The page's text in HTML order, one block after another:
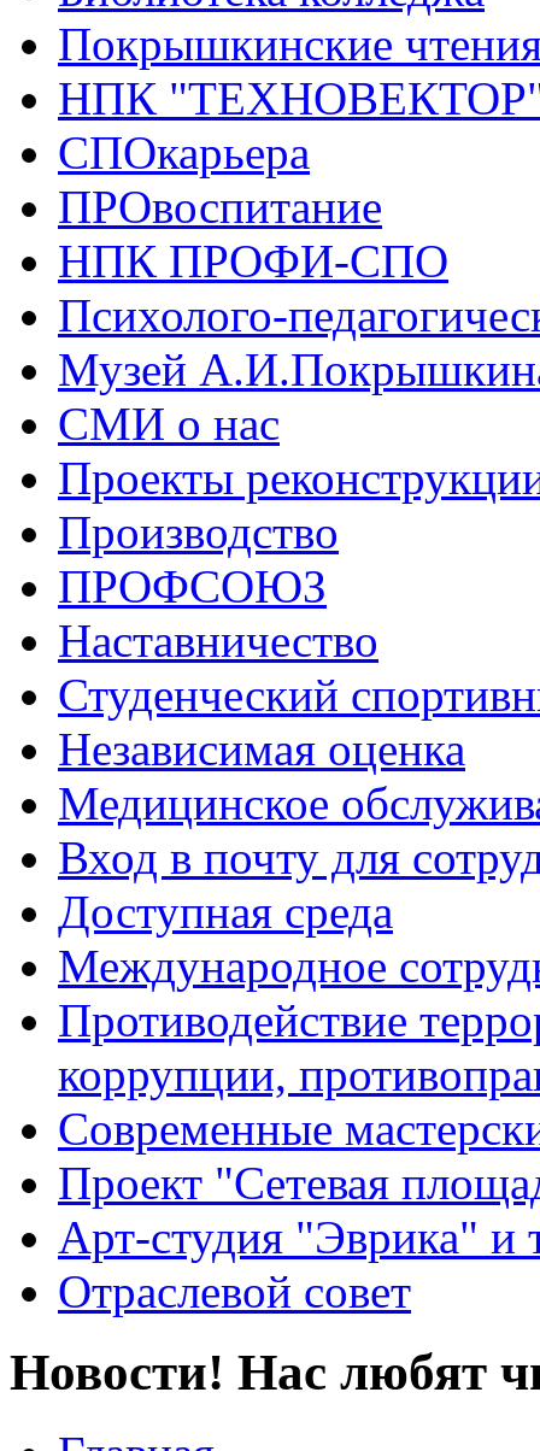
Покрышкинские
НПК
СПОкарьера
ПРОвоспитание
НПК ПРОФИ-СПО
Психолого-
Музей
СМИ о нас
Проекты
Производство
ПРОФСОЮЗ
Наставничество
Студенческий
Независимая оценка
Медицинское
Вход в почту для
Доступная среда
Международное
Противодействие
коррупции,
Современные
Проект "Сетевая
Арт-студия "Эврика" и
Отраслевой совет
Новости! Нас любят